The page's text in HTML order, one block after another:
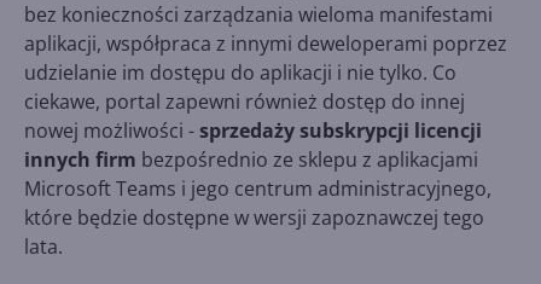
bez konieczności zarządzania wieloma manifestami
aplikacji, współpraca z innymi deweloperami poprzez
udzielanie im dostępu do aplikacji i nie tylko. Co
ciekawe, portal zapewni również dostęp do innej
nowej możliwości -sprzedaży subskrypcji licencji
innych firm bezpośrednio ze sklepu z aplikacjami
Microsoft Teams i jego centrum administracyjnego,
które będzie dostępne w wersji zapoznawczej tego
lata.